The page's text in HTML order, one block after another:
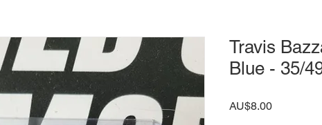
Travis
Blue - 35/
AU$8.00가